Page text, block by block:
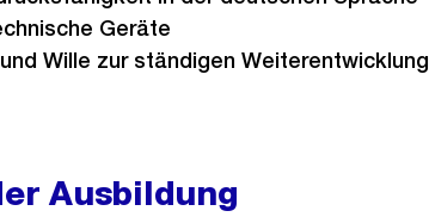
Geräte
Wille zur ständigen Weiterentwicklung
Ausbildung